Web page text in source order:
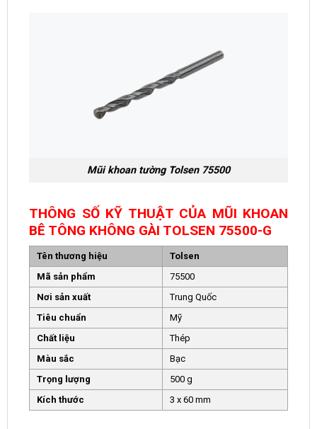
Mũi khoan tường Tolsen 75500
THÔNG SỐ KỸ THUẬT CỦA MŨI KHOAN
BÊ TÔNG KHÔNG GÀI TOLSEN 75500-G
Tên thương hiệu
Tolsen
Mã sản phẩm
75500
Nơi sản xuất
Trung Quốc
Tiêu chuẩn
Mỹ
Chất liệu
Thép
Màu sắc
Bạc
Trọng lượng
500 g
Kích thước
3 x 60 mm